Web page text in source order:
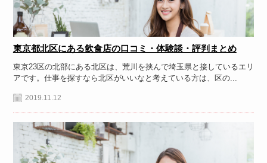
東京都北区にある飲食店の口コミ・体験談・評判まとめ
東京23区の北部にある北区は、荒川を挟んで埼玉県と接しているエリ
アです。仕事を探すなら北区がいいなと考えている方は、区の...
2019.11.12